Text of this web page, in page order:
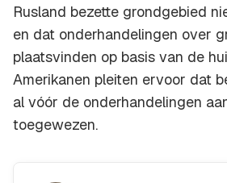
Rusland bezette grondgebied
en dat onderhandelingen over
plaatsvinden op basis van de
Amerikanen pleiten ervoor dat
al vóór de onderhandelingen
toegewezen.